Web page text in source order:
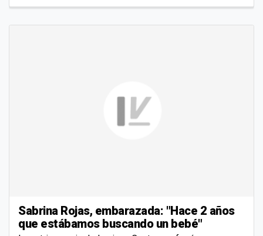
Sabrina Rojas, embarazada: "Hace 2 años
que estábamos buscando un bebé"